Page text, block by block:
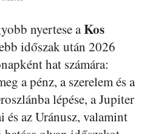
nyertese aKos
időszak után 2026
hat számára:
a pénz, a szerelem és a
lépése, a Jupiter
és az Uránusz, valamint